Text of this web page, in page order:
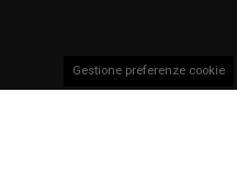
Gestione preferenze cookie